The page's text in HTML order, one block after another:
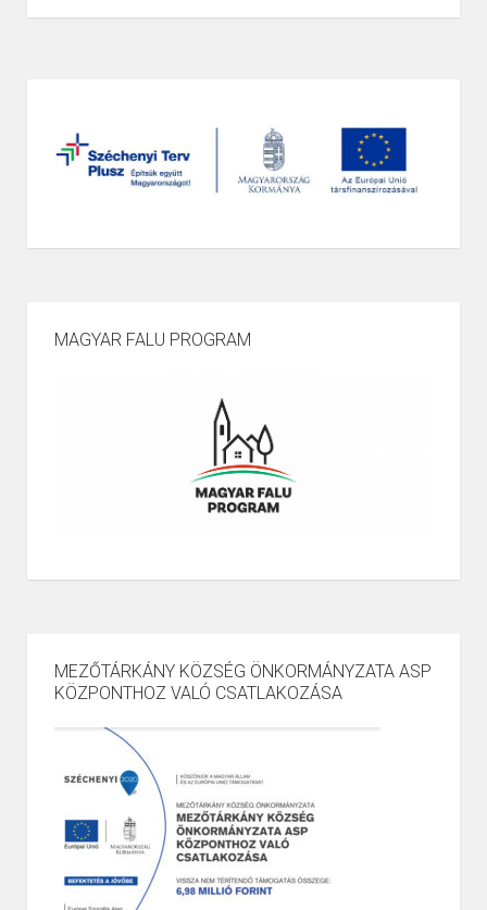
MAGYAR FALU PROGRAM
MEZŐTÁRKÁNY KÖZSÉG ÖNKORMÁNYZATA ASP
KÖZPONTHOZ VALÓ CSATLAKOZÁSA